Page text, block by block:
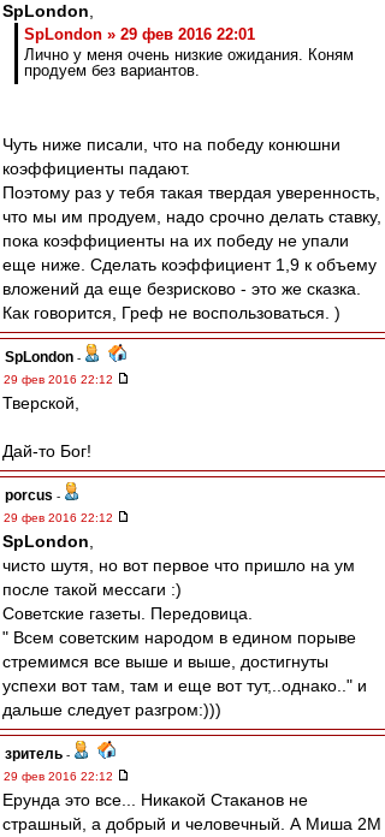
SpLondon
SpLondon » 29 фев 2016 22:01
Лично у меня очень низкие ожидания. Коням
продуем без вариантов.
Чуть ниже писали, что на победу конюшни
коэффициенты падают.
Поэтому раз у тебя такая твердая уверенность,
что мы им продуем, надо срочно делать ставку,
пока коэффициенты на их победу не упали
еще ниже. Сделать коэффициент 1,9 к объему
вложений да еще безрисково - это же сказка.
Как говорится, Греф не воспользоваться. )
SpLondon -
29 фев 2016 22:12
Тверской,
Дай-то Бог!
porcus -
29 фев 2016 22:12
SpLondon
чисто шутя, но вот первое что пришло на ум
после такой мессаги :)
Советские газеты. Передовица.
" Всем советским народом в едином порыве
стремимся все выше и выше, достигнуты
успехи вот там, там и еще вот тут,..однако.." и
дальше следует разгром:)))
зpитель -
29 фев 2016 22:12
Ерунда это все... Никакой Стаканов не
страшный, а добрый и человечный. А Миша 2М